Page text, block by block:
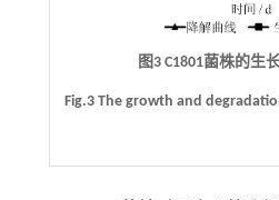
图3 C1801菌株的生
Fig.3 The growth and